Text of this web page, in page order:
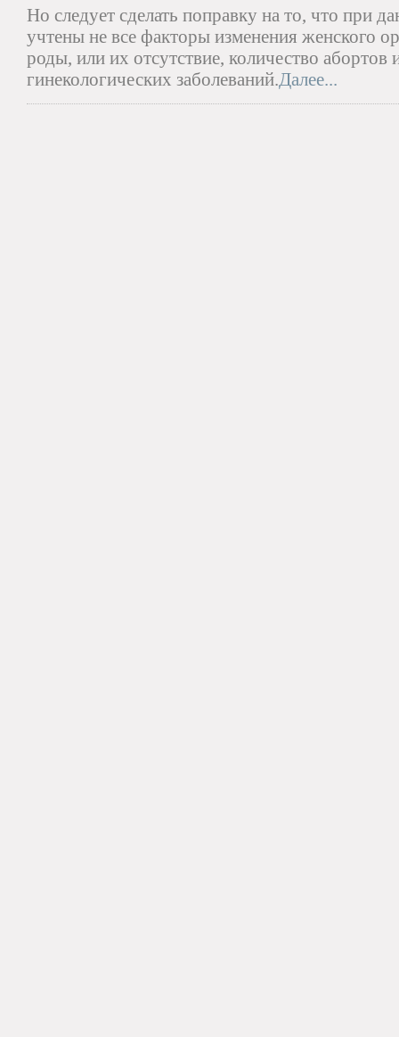
Но следует сделать поправку на то, что при
учтены не все факторы изменения женского
роды, или их отсутствие, количество абортов
гинекологических заболеваний.Далее...